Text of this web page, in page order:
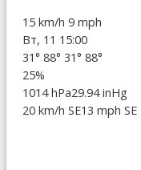
15 km/h 9 mph
Вт, 11 15:00
31° 88° 31° 88°
25%
1014 hPa29.94 inHg
20 km/h SE13 mph SE